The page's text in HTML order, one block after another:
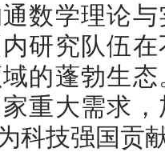
数学理论
研究队伍
的蓬勃生
重大需求
科技强国贡